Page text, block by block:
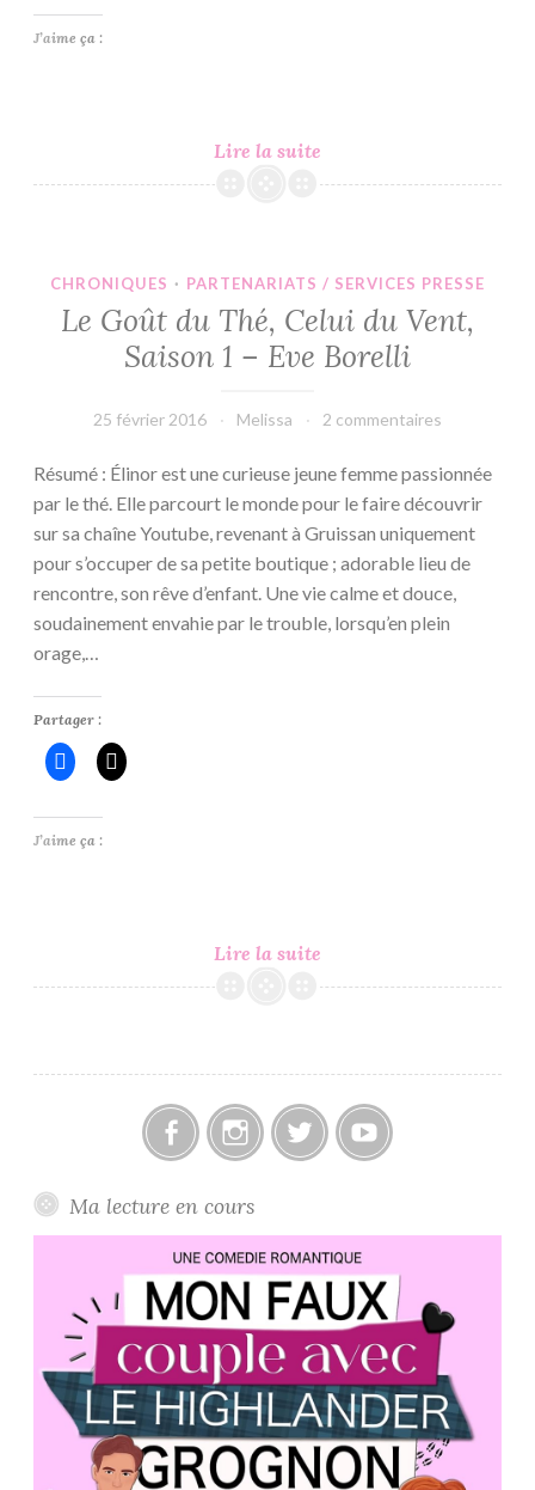
Lire la suite
Goût
du
Vent,
Saison
–
Borelli
J’aime ça :
CHRONIQUES · PARTENARIATS / SERVICES PRESSE
Le Goût du Thé, Celui du Vent,
Saison 1 – Eve Borelli
25 février 2016 Melissa 2 commentaires
Résumé : Élinor est une curieuse jeune femme passionnée
par le thé. Elle parcourt le monde pour le faire découvrir
sur sa chaîne Youtube, revenant à Gruissan uniquement
pour s’occuper de sa petite boutique ; adorable lieu de
rencontre, son rêve d’enfant. Une vie calme et douce,
soudainement envahie par le trouble, lorsqu’en plein
orage,…
Lire la suite
Goût
Celui
Vent,
Saison
Eve
Borelli
Partager :
J’aime ça :
Ma lecture en cours